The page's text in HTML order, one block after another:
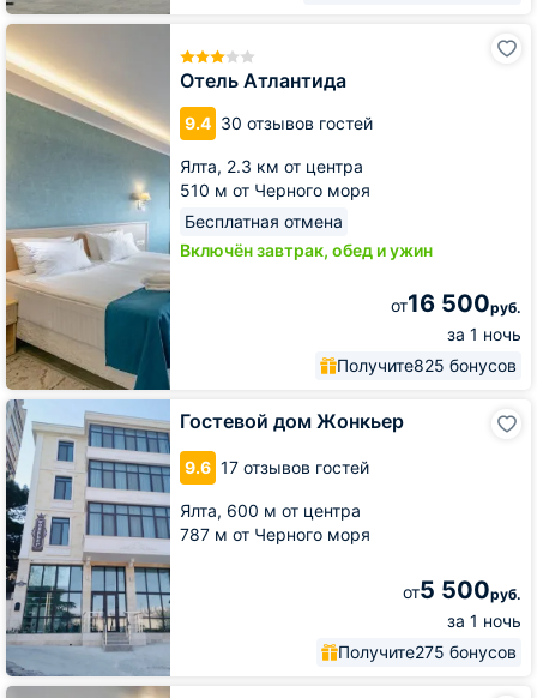
Отель Атлантида
9.4 30 отзывов гостей
Ялта, 2.3 км от центра
510 м от Черного моря
Бесплатная отмена
Включён завтрак, обед и ужин
от16 500руб.
за 1 ночь
Получите825 бонусов
Отель
Атлантида
Гостевой дом Жонкьер
9.6 17 отзывов гостей
Ялта, 600 м от центра
787 м от Черного моря
от5 500руб.
за 1 ночь
Получите275 бонусов
Гостевой
дом
Жонкьер